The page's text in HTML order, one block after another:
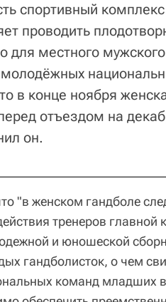
спортивный
проводить
для местного
в конце ноября
отъездом на
он.
"в женском гандболе
тренеров
и юношеской
гандболисток, о чем
команд младших